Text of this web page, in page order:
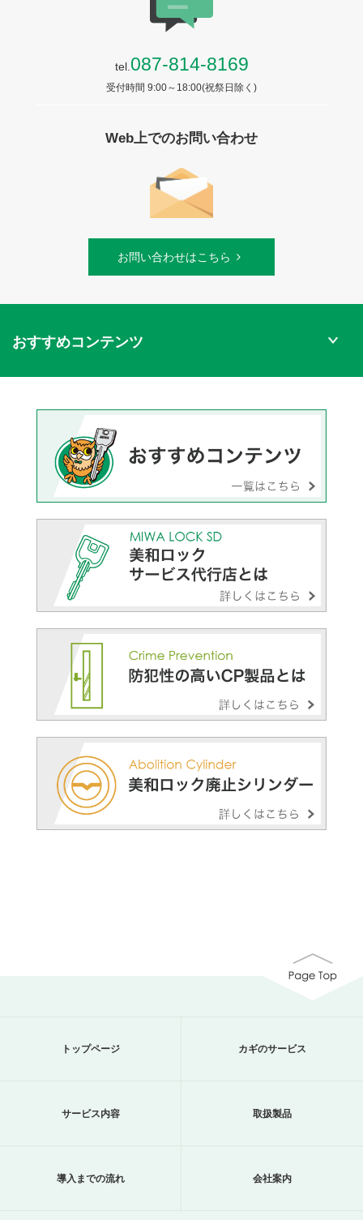
tel. 087-814-8169
受付時間 9:00～18:00(祝祭日除く)
Web上でのお問い合わせ
お問い合わせはこちら
おすすめコンテンツ
トップページ カギのサービス
サービス内容 取扱製品
導入までの流れ 会社案内